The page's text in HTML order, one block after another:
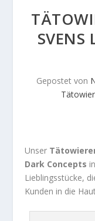
SVENS
Gepostet von
Unser
Dark Concepts
Lieblingsstücke,
Kunden in die